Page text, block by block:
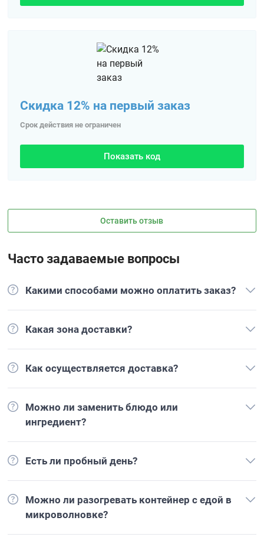
Скидка 12% на первый заказ
Срок действия не ограничен
Показать код
Оставить отзыв
Часто задаваемые вопросы
Какими способами можно оплатить заказ?
Какая зона доставки?
Как осуществляется доставка?
Можно ли заменить блюдо или
ингредиент?
Есть ли пробный день?
Можно ли разогревать контейнер с едой в
микроволновке?